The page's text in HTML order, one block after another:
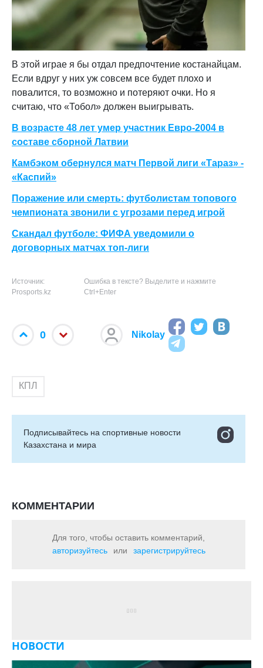
В этой играе я бы отдал предпочтение костанайцам.
Если вдруг у них уж совсем все будет плохо и
повалится, то возможно и потеряют очки. Но я
считаю, что «Тобол» должен выигрывать.
В возрасте 48 лет умер участник Евро-2004 в
составе сборной Латвии
Камбэком обернулся матч Первой лиги «Тараз» -
«Каспий»
Поражение или смерть: футболистам топового
чемпионата звонили с угрозами перед игрой
Скандал футболе: ФИФА уведомили о
договорных матчах топ-лиги
Источник:
Prosports.kz
Ошибка в тексте? Выделите и нажмите
Ctrl+Enter
0 Nikolay
КПЛ
Подписывайтесь на cпортивные новости
Казахстана и мира
КОММЕНТАРИИ
Для того, чтобы оставить комментарий,
авторизуйтесь
или зарегистрируйтесь
НОВОСТИ